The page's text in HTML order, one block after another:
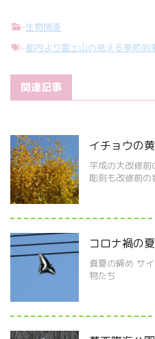
-生物関連
-都内より富士山の見える季節到
関連記事
イチョウの
平成の大改修
彫刻も改修
コロナ禍の
真夏の締め サ
物たち